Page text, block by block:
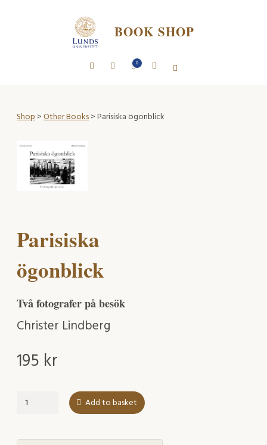
BOOK SHOP
0
Shop>Other Books> Parisiska ögonblick
Parisiska
ögonblick
Två fotografer på besök
Christer Lindberg
195 kr
Parisiska
Add to basket